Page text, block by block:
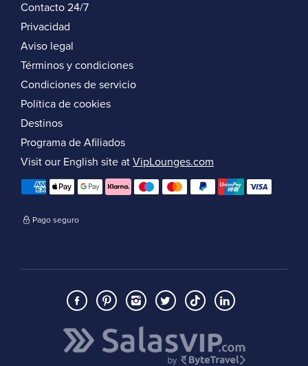
Contacto 24/7
Privacidad
Aviso legal
Términos y condiciones
Condiciones de servicio
Política de cookies
Destinos
Programa de Afiliados
Visit our English site at VipLounges.com
Pago seguro